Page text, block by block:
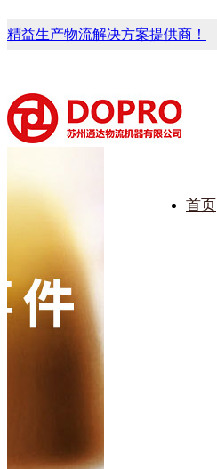
精益生产物流解决方案提供商！
首页
费观看视频架
式马桶水箱支架